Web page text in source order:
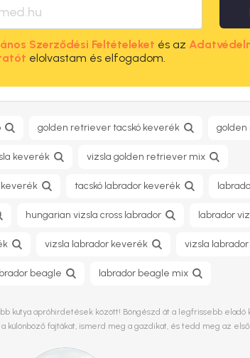
Szerződési Feltételeket és az
elolvastam és elfogadom.
golden retriever tacskó keverék golden
keverék vizsla golden retriever mix
keverék tacskó labrador keverék
hungarian vizsla cross labrador labrador
vizsla labrador keverék vizsla
beagle labrador beagle mix
apróhirdetések között! Böngészd át a legfrissebb eladó
különböző fajtákat, ismerd meg a gazdikat, és tedd meg az